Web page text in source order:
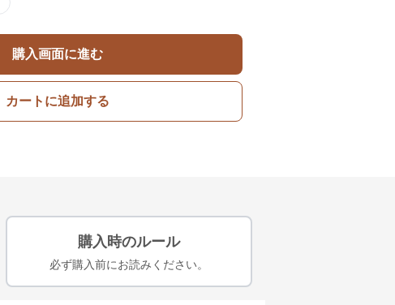
購入画面に進む
カートに追加する
購入時のルール
必ず購入前にお読みください。